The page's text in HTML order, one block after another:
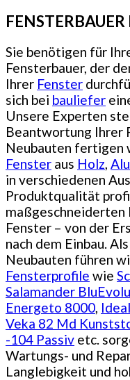
Sie benötigen für
Fensterbauer, der
Ihrer Fenster
sich bei bauliefer
Unsere Experten
Beantwortung Ihrer
Neubauten fertigen
Fenster aus Holz,
in verschiedenen
Produktqualität
maßgeschneiderten
Fenster – von der
nach dem Einbau.
Neubauten führen
Fensterprofile wie
Salamander
Energeto 8000,
Veka 82 Md
-104 Passiv etc.
Wartungs- und
Langlebigkeit und